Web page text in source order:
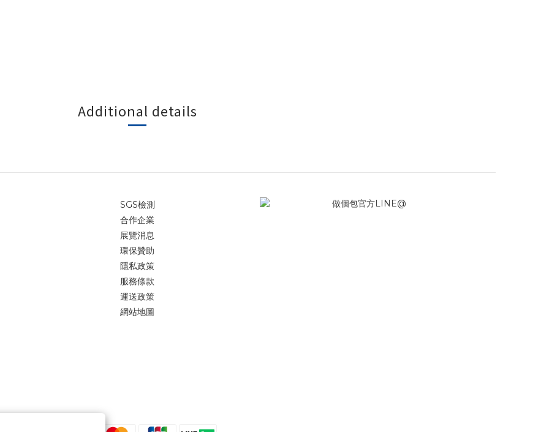
Additional details
SGS檢測
合作企業
展覽消息
環保贊助
隱私政策
服務條款
運送政策
網站地圖